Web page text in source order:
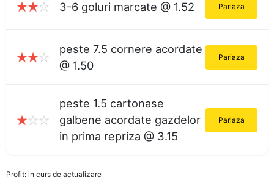
3-6 goluri marcate @ 1.52 Pariaza
peste 7.5 cornere acordate
@ 1.50
Pariaza
peste 1.5 cartonase
galbene acordate gazdelor
in prima repriza @ 3.15
Pariaza
Profit: in curs de actualizare